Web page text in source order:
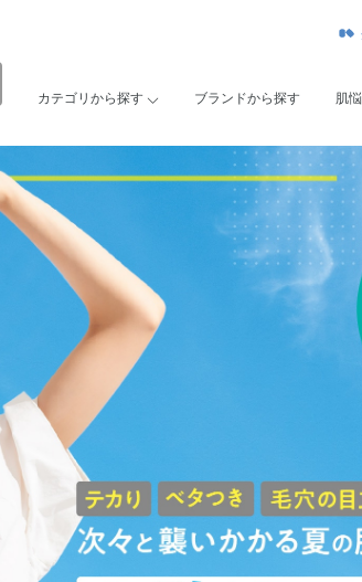
カテゴリから探す ブランドから探す 肌